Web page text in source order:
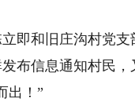
和旧庄沟村党支
布信息通知村民
出！”